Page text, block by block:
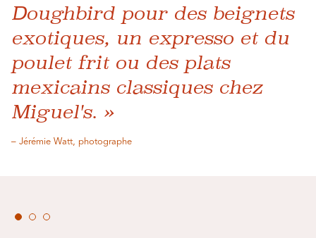
Doughbird pour des beignets
exotiques, un expresso et du
poulet frit ou des plats
mexicains classiques chez
Miguel's. »
– Jérémie Watt, photographe